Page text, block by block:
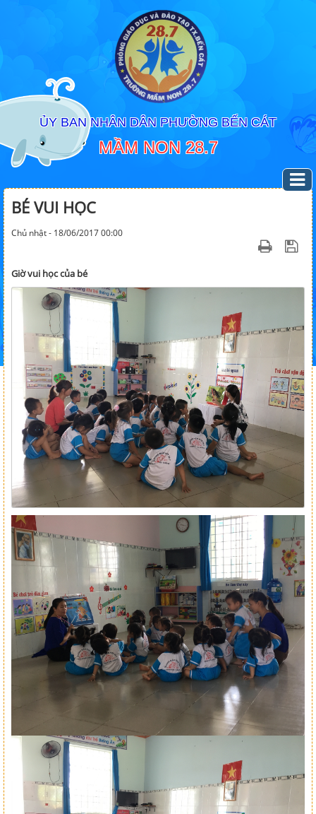
ỦY BAN NHÂN DÂN PHƯỜNG BẾN CÁT
MẦM NON 28.7
BÉ VUI HỌC
Chủ nhật - 18/06/2017 00:00
Giờ vui học của bé